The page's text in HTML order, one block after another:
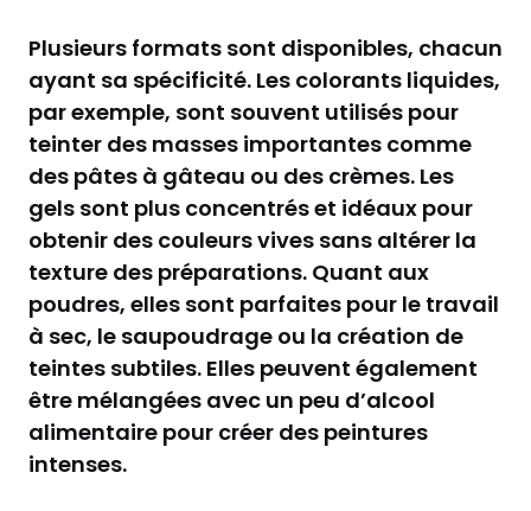
Plusieurs formats sont disponibles, chacun
ayant sa spécificité. Les colorants liquides,
par exemple, sont souvent utilisés pour
teinter des masses importantes comme
des pâtes à gâteau ou des crèmes. Les
gels sont plus concentrés et idéaux pour
obtenir des couleurs vives sans altérer la
texture des préparations. Quant aux
poudres, elles sont parfaites pour le travail
à sec, le saupoudrage ou la création de
teintes subtiles. Elles peuvent également
être mélangées avec un peu d’alcool
alimentaire pour créer des peintures
intenses.